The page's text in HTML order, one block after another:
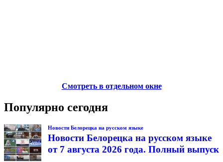
Смотреть в отдельном окне
Популярно сегодня
Новости Белорецка на русском языке
Новости Белорецка на русском языке
от 7 августа 2026 года. Полный выпуск